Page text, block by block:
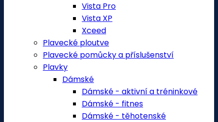
Vista Pro
Vista XP
Xceed
Plavecké ploutve
Plavecké pomůcky a příslušenství
Plavky
Dámské
Dámské - aktivní a tréninkové
Dámské - fitnes
Dámské - těhotenské